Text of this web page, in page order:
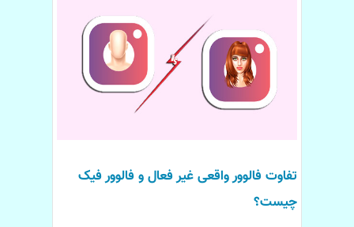
تفاوت فالوور واقعی غیر فعال و فالوور فیک
چیست؟